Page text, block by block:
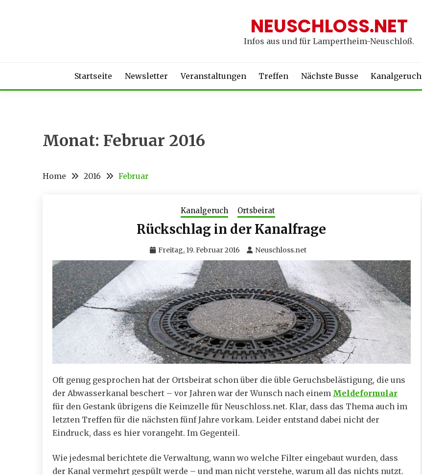
NEUSCHLOSS.NET
Infos aus und für Lampertheim-Neuschloß.
Startseite Newsletter Veranstaltungen Treffen Nächste Busse Kanalgeruch
Monat: Februar 2016
Home 2016 Februar
Kanalgeruch Ortsbeirat
Rückschlag in der Kanalfrage
Freitag, 19. Februar 2016 Neuschloss.net
Oft genug gesprochen hat der Ortsbeirat schon über die üble Geruchsbelästigung, die uns
der Abwasserkanal beschert – vor Jahren war der Wunsch nach einem Meldeformular
für den Gestank übrigens die Keimzelle für Neuschloss.net. Klar, dass das Thema auch im
letzten Treffen für die nächsten fünf Jahre vorkam. Leider entstand dabei nicht der
Eindruck, dass es hier vorangeht. Im Gegenteil.
Wie jedesmal berichtete die Verwaltung, wann wo welche Filter eingebaut wurden, dass
der Kanal vermehrt gespült werde – und man nicht verstehe, warum all das nichts nutzt.